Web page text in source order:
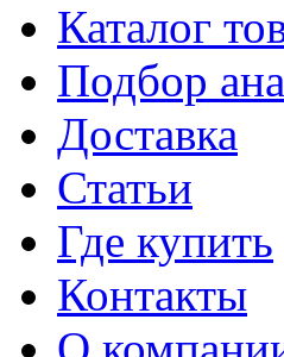
Каталог
Подбор
Доставка
Статьи
Где купить
Контакты